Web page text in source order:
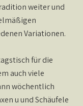
weiter und
Variationen.
für die
auch viele
wöchentlich
u und Schäufele